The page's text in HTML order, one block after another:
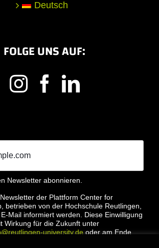
Deutsch
FOLGE UNS AUF:
Newsletter abonnieren.
der Plattform Center for
betrieben von der Hochschule Reutlingen,
Mail informiert werden. Diese Einwilligung
Wirkung für die Zukunft unter
university.deoder am Ende